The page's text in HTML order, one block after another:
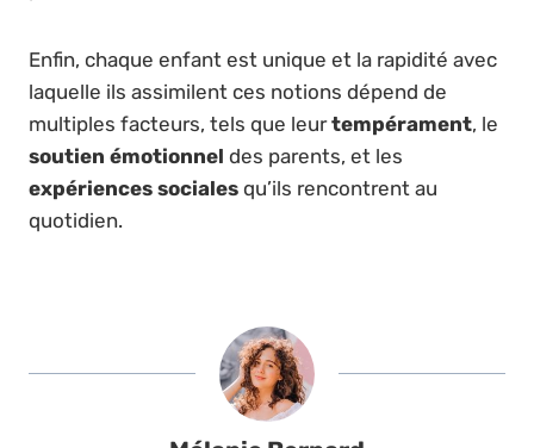
Enfin, chaque enfant est unique et la rapidité avec
laquelle ils assimilent ces notions dépend de
multiples facteurs, tels que leurtempérament, le
soutien émotionnel des parents, et les
expériences sociales qu’ils rencontrent au
quotidien.